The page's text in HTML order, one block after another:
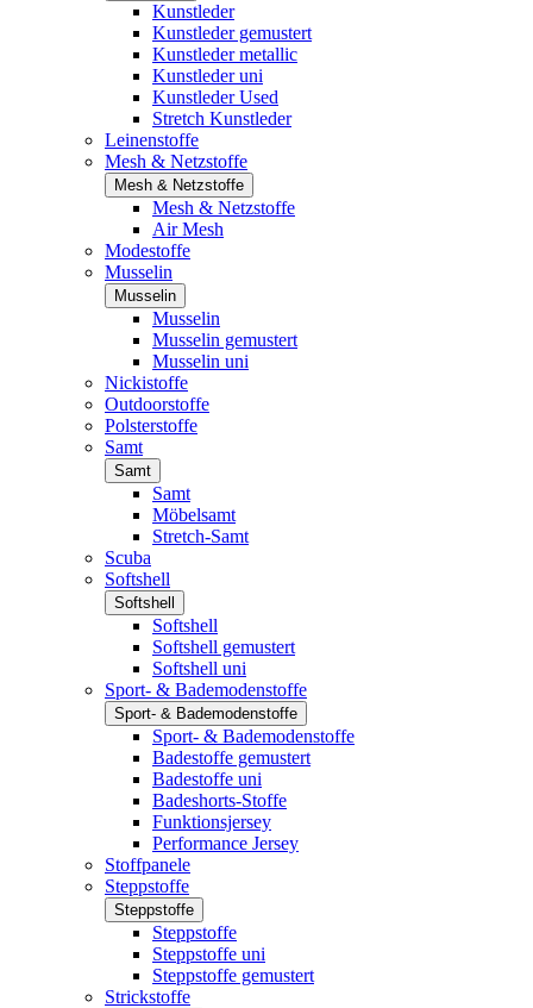
Kunstleder
Kunstleder gemustert
Kunstleder metallic
Kunstleder uni
Kunstleder Used
Stretch Kunstleder
Leinenstoffe
Mesh & Netzstoffe
Mesh & Netzstoffe
Mesh & Netzstoffe
Air Mesh
Modestoffe
Musselin
Musselin
Musselin
Musselin gemustert
Musselin uni
Nickistoffe
Outdoorstoffe
Polsterstoffe
Samt
Samt
Samt
Möbelsamt
Stretch-Samt
Scuba
Softshell
Softshell
Softshell
Softshell gemustert
Softshell uni
Sport- & Bademodenstoffe
Sport- & Bademodenstoffe
Sport- & Bademodenstoffe
Badestoffe gemustert
Badestoffe uni
Badeshorts-Stoffe
Funktionsjersey
Performance Jersey
Stoffpanele
Steppstoffe
Steppstoffe
Steppstoffe
Steppstoffe uni
Steppstoffe gemustert
Strickstoffe